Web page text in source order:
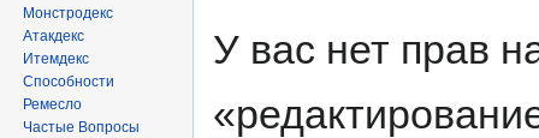
ккУ вас нет прав
Монстродекс
Атакдекс
Итемдекс
Способности
Ремесло
Частые Вопросы